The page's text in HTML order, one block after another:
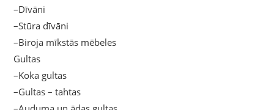
–Dīvāni
–Stūra dīvāni
–Biroja mīkstās mēbeles
Gultas
–Koka gultas
–Gultas – tahtas